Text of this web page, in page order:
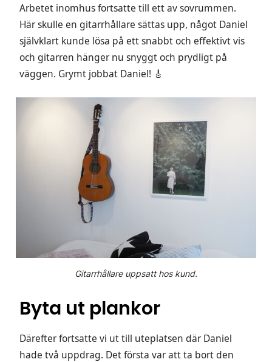
Arbetet inomhus fortsatte till ett av sovrummen.
Här skulle en gitarrhållare sättas upp, något Daniel
självklart kunde lösa på ett snabbt och effektivt vis
och gitarren hänger nu snyggt och prydligt på
väggen. Grymt jobbat Daniel! 🎸
Gitarrhållare uppsatt hos kund.
Byta ut plankor
Därefter fortsatte vi ut till uteplatsen där Daniel
hade två uppdrag. Det första var att ta bort den